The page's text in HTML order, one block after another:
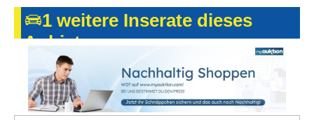
1 weitere Inserate dieses
Anbieters